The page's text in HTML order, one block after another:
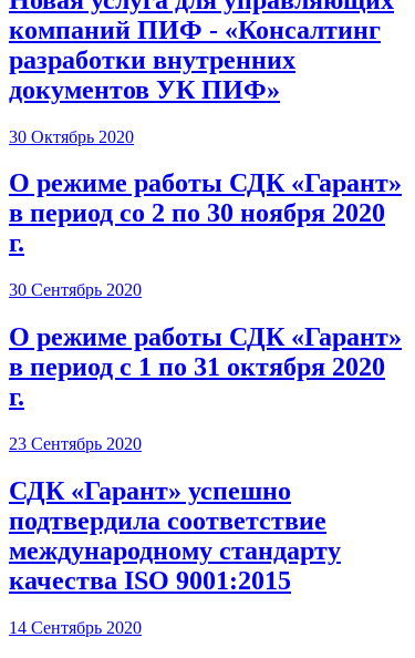
компаний ПИФ - «Консалтинг
разработки внутренних
документов УК ПИФ»
30 Октябрь 2020
О режиме работы СДК «Гарант»
в период со 2 по 30 ноября 2020
г.
30 Сентябрь 2020
О режиме работы СДК «Гарант»
в период с 1 по 31 октября 2020
г.
23 Сентябрь 2020
СДК «Гарант» успешно
подтвердила соответствие
международному стандарту
качества ISO 9001:2015
14 Сентябрь 2020